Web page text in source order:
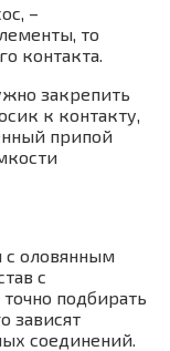
–
то
контакта.
закрепить
к контакту,
припой
оловянным
с
подбирать
зависят
соединений.